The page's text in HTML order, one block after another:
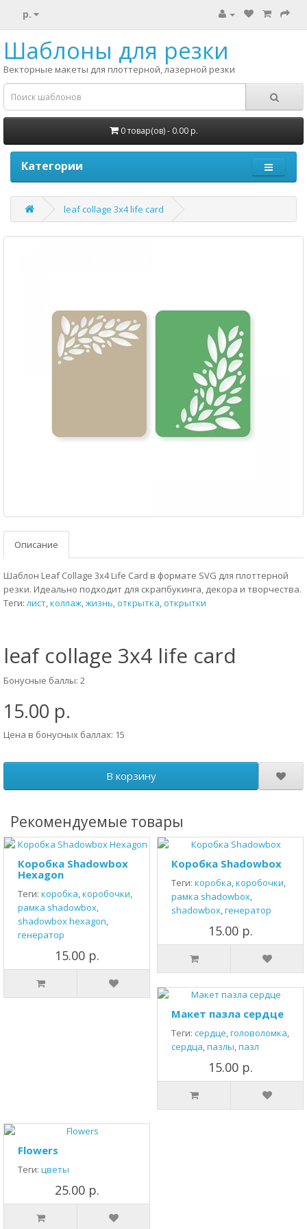
р.
Шаблоны для резки
Векторные макеты для плоттерной, лазерной резки
0 товар(ов) - 0.00 р.
Категории
leaf collage 3x4 life card
Описание
Шаблон Leaf Collage 3x4 Life Card в формате SVG для плоттерной
резки. Идеально подходит для скрапбукинга, декора и творчества.
Теги:лист,коллаж,жизнь,открытка,открытки
leaf collage 3x4 life card
Бонусные баллы: 2
15.00 р.
Цена в бонусных баллах: 15
В корзину
Рекомендуемые товары
Коробка Shadowbox
Hexagon
Теги: коробка,коробочки,
рамка shadowbox,
shadowbox hexagon,
генератор
15.00 р.
Коробка Shadowbox
Теги: коробка,коробочки,
рамка shadowbox,
shadowbox,генератор
15.00 р.
Макет пазла сердце
Теги: сердце,головоломка,
сердца,пазлы,пазл
15.00 р.
Flowers
Теги: цветы
25.00 р.